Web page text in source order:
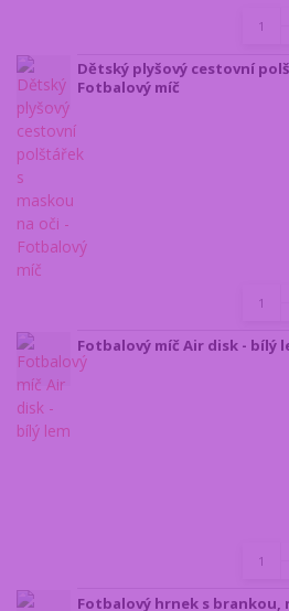
Dětský plyšový cestovní
Fotbalový míč
Fotbalový míč Air disk - bílý
Fotbalový hrnek s brankou,